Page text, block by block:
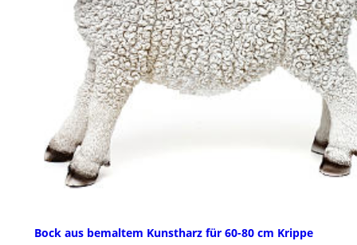
Bock aus bemaltem Kunstharz für 60-80 cm Krippe